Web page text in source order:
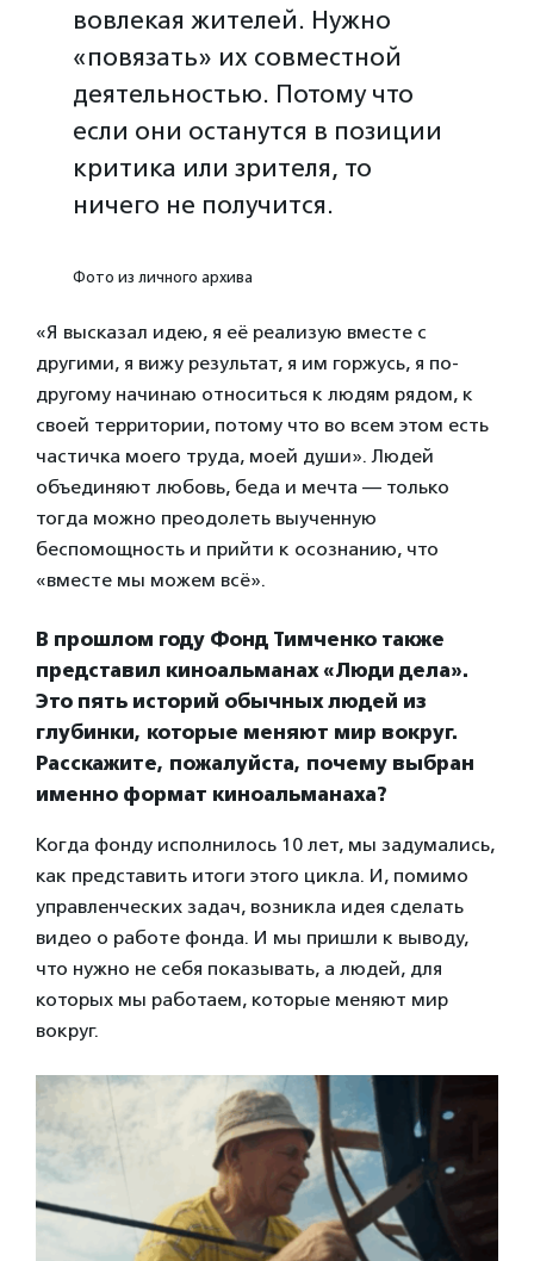
вовлекая жителей. Нужно
«повязать» их совместной
деятельностью. Потому что
если они останутся в позиции
критика или зрителя, то
ничего не получится.
Фото из личного архива
«Я высказал идею, я её реализую вместе с
другими, я вижу результат, я им горжусь, я по-
другому начинаю относиться к людям рядом, к
своей территории, потому что во всем этом есть
частичка моего труда, моей души». Людей
объединяют любовь, беда и мечта — только
тогда можно преодолеть выученную
беспомощность и прийти к осознанию, что
«вместе мы можем всё».
В прошлом году Фонд Тимченко также
представил киноальманах «Люди дела».
Это пять историй обычных людей из
глубинки, которые меняют мир вокруг.
Расскажите, пожалуйста, почему выбран
именно формат киноальманаха?
Когда фонду исполнилось 10 лет, мы задумались,
как представить итоги этого цикла. И, помимо
управленческих задач, возникла идея сделать
видео о работе фонда. И мы пришли к выводу,
что нужно не себя показывать, а людей, для
которых мы работаем, которые меняют мир
вокруг.